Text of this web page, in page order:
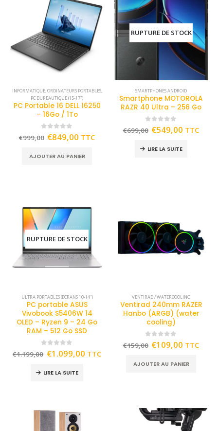
INFORMATIQUE,ORDINATEURS PORTABLES,
PC BUREAUTIQUE (15-17")
PC Portable 16 DELL 16250
– 16Go / 1To
out of 5
€999,00 €849,00 TTC
AJOUTER AU PANIER
RUPTURE DE STOCK
SMARTPHONES ANDROID
Smartphone MOTOROLA
RAZR 40 Ultra – 256 Go
out of 5
€699,00 €549,00 TTC
LIRE LA SUITE
RUPTURE DE STOCK
ULTRA PORTABLES (ECRANS 10-14")
PC portable ASUS
Vivobook S5406W 14
OLED – Ryzen 9 – 24 Go
RAM – 512 Go SSD
out of 5
€1.199,00 €1.099,00 TTC
LIRE LA SUITE
VENTIRAD / WATERCOOLING
Ventirad 240mm RAZER
Hanbo (ARGB) (water
cooling)
out of 5
€159,00 €109,00 TTC
AJOUTER AU PANIER